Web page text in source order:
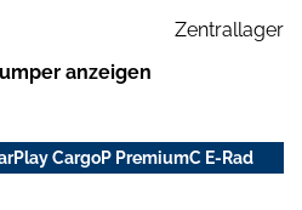
Zentrallager
anzeigen
CargoP PremiumC E-Rad